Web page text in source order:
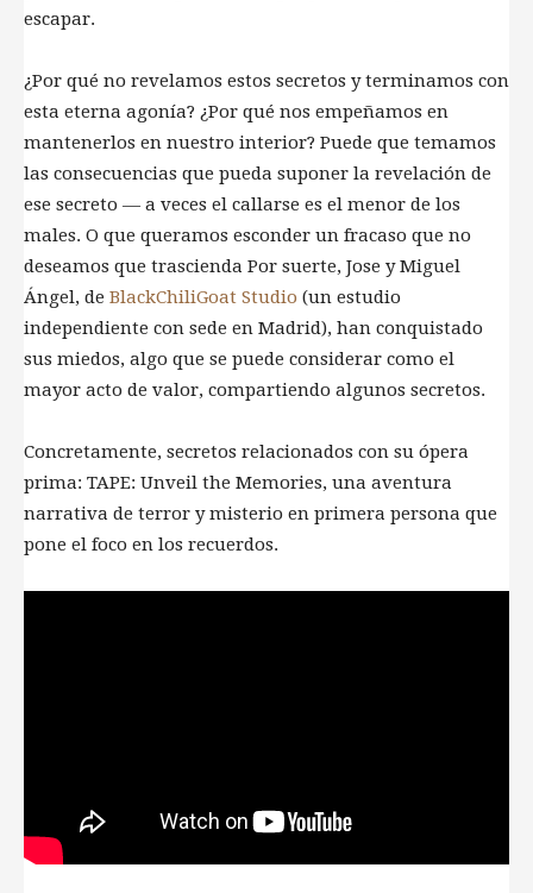
escapar.
¿Por qué no revelamos estos secretos y terminamos con
esta eterna agonía? ¿Por qué nos empeñamos en
mantenerlos en nuestro interior? Puede que temamos
las consecuencias que pueda suponer la revelación de
ese secreto — a veces el callarse es el menor de los
males. O que queramos esconder un fracaso que no
deseamos que trascienda Por suerte, Jose y Miguel
Ángel, de BlackChiliGoat Studio (un estudio
independiente con sede en Madrid), han conquistado
sus miedos, algo que se puede considerar como el
mayor acto de valor, compartiendo algunos secretos.
Concretamente, secretos relacionados con su ópera
prima: TAPE: Unveil the Memories, una aventura
narrativa de terror y misterio en primera persona que
pone el foco en los recuerdos.